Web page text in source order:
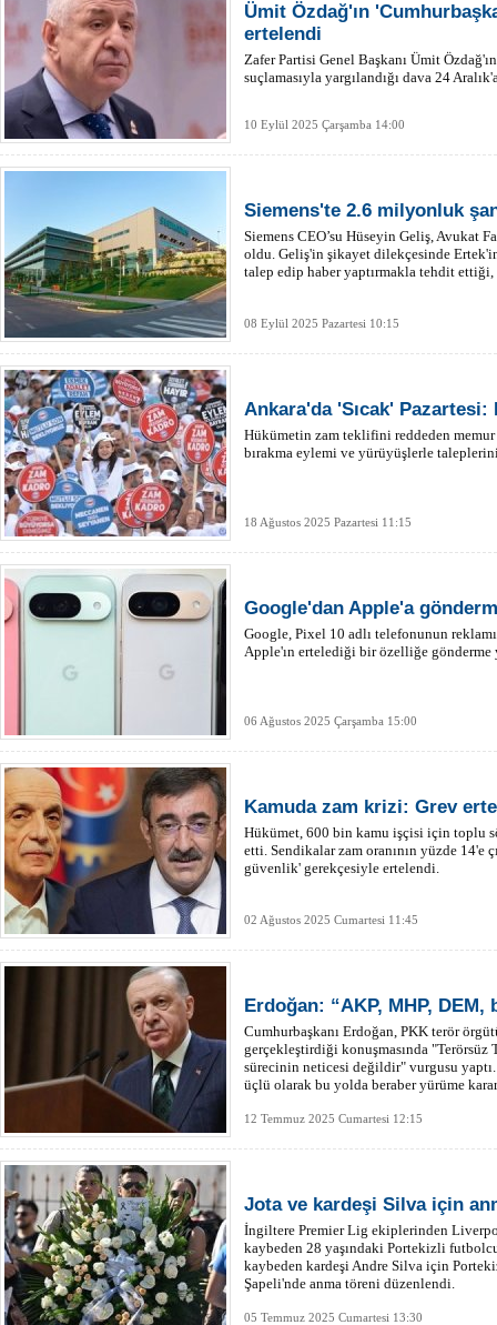
Ümit Özdağ'ın
ertelendi
Zafer Partisi Genel Başkanı Ümit
suçlamasıyla yargılandığı dava 24
10 Eylül 2025 Çarşamba 14:00
Siemens'te 2.6 milyonluk
Siemens CEO’su Hüseyin Geliş, Avukat
oldu. Geliş'in şikayet dilekçesinde
talep edip haber yaptırmakla tehdit
08 Eylül 2025 Pazartesi 10:15
Ankara'da 'Sıcak' Pazartesi:
Hükümetin zam teklifini reddeden memur
bırakma eylemi ve yürüyüşlerle
18 Ağustos 2025 Pazartesi 11:15
Google'dan Apple'a
Google, Pixel 10 adlı telefonunun
Apple'ın ertelediği bir özelliğe gönderme
06 Ağustos 2025 Çarşamba 15:00
Kamuda zam krizi: Grev
Hükümet, 600 bin kamu işçisi için toplu
etti. Sendikalar zam oranının yüzde 14'e
güvenlik' gerekçesiyle ertelendi.
02 Ağustos 2025 Cumartesi 11:45
Erdoğan: “AKP, MHP,
Cumhurbaşkanı Erdoğan, PKK terör
gerçekleştirdiği konuşmasında
sürecinin neticesi değildir" vurgusu
üçlü olarak bu yolda beraber yürüme
12 Temmuz 2025 Cumartesi 12:15
Jota ve kardeşi Silva için
İngiltere Premier Lig ekiplerinden
kaybeden 28 yaşındaki Portekizli
kaybeden kardeşi Andre Silva için
Şapeli'nde anma töreni düzenlendi.
05 Temmuz 2025 Cumartesi 13:30